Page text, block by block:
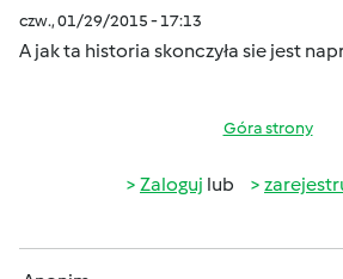
czw., 01/29/2015 - 17:13
A jak ta historia skonczyła sie jest
Góra strony
Zaloguj lub